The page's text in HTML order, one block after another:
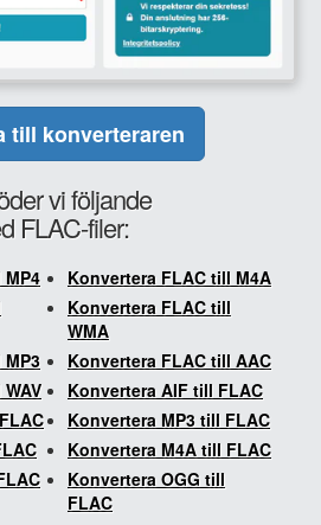
till konverteraren
vi följande
FLAC-filer:
Konvertera FLAC till M4A
Konvertera FLAC till
WMA
Konvertera FLAC till AAC
Konvertera AIF till FLAC
Konvertera MP3 till FLAC
Konvertera M4A till FLAC
Konvertera OGG till
FLAC